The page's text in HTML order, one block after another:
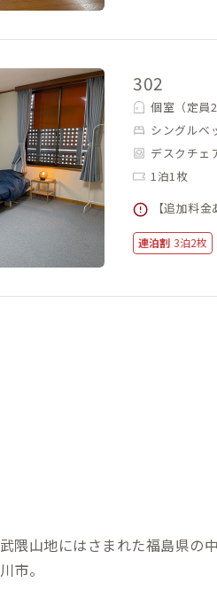
302
個室（定員2
シングルベ
デスクチェ
1泊1枚
【追加料
連泊割 3泊2枚
隈山地にはさまれた福島県の
市。